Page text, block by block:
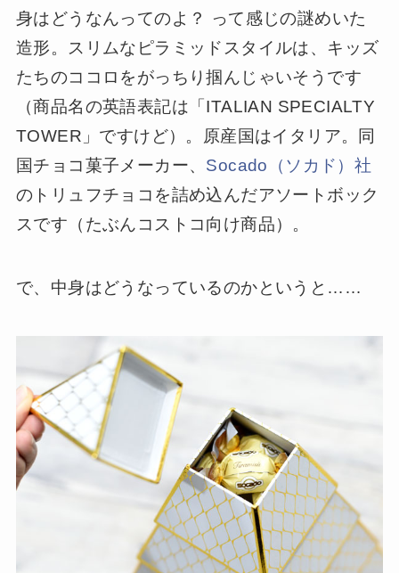
身はどうなんってのよ？ って感じの謎めいた
造形。スリムなピラミッドスタイルは、キッズ
たちのココロをがっちり掴んじゃいそうです
（商品名の英語表記は「ITALIAN SPECIALTY
TOWER」ですけど）。原産国はイタリア。同
国チョコ菓子メーカー、 Socado（ソカド）社
のトリュフチョコを詰め込んだアソートボック
スです（たぶんコストコ向け商品）。
で、中身はどうなっているのかというと……